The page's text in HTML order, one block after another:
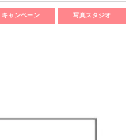
キャンペーン 写真スタジオ